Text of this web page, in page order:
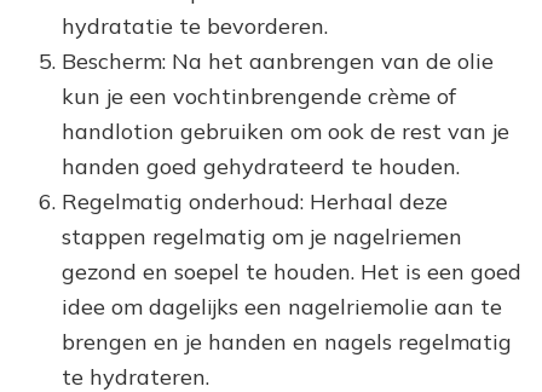
hydratatie te bevorderen.
Bescherm: Na het aanbrengen van de olie
kun je een vochtinbrengende crème of
handlotion gebruiken om ook de rest van je
handen goed gehydrateerd te houden.
Regelmatig onderhoud: Herhaal deze
stappen regelmatig om je nagelriemen
gezond en soepel te houden. Het is een goed
idee om dagelijks een nagelriemolie aan te
brengen en je handen en nagels regelmatig
te hydrateren.